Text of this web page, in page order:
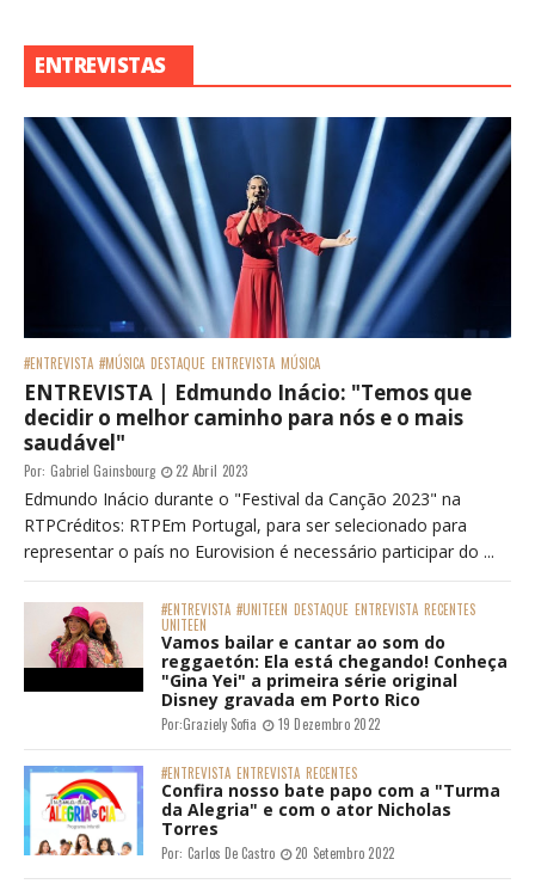
ENTREVISTAS
#ENTREVISTA #MÚSICA DESTAQUE ENTREVISTA MÚSICA
ENTREVISTA | Edmundo Inácio: "Temos que
decidir o melhor caminho para nós e o mais
saudável"
Por: Gabriel Gainsbourg 22 Abril 2023
Edmundo Inácio durante o "Festival da Canção 2023" na
RTPCréditos: RTPEm Portugal, para ser selecionado para
representar o país no Eurovision é necessário participar do ...
#ENTREVISTA #UNITEEN DESTAQUE ENTREVISTA RECENTES
UNITEEN
Vamos bailar e cantar ao som do
reggaetón: Ela está chegando! Conheça
"Gina Yei" a primeira série original
Disney gravada em Porto Rico
Por:Graziely Sofia 19 Dezembro 2022
#ENTREVISTA ENTREVISTA RECENTES
Confira nosso bate papo com a "Turma
da Alegria" e com o ator Nicholas
Torres
Por: Carlos De Castro 20 Setembro 2022